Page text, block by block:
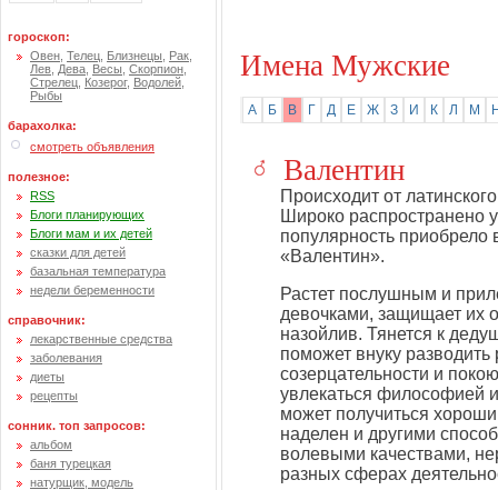
гороскоп:
Овен Телец Близнецы Рак
Лев Дева Весы Скорпион
Стрелец Козерог, Водолей
Рыбы
барахолка:
смотреть объявления
полезное:
RSS
Блоги планирующих
Блоги мам и их детей
сказки для детей
базальная температура
недели беременности
справочник:
лекарственные средства
заболевания
диеты
рецепты
сонник. топ запросов:
альбом
баня турецкая
натурщик, модель
Имена Мужские
А Б В Г Д Е Ж З И К Л М
Валентин
Происходит от
Широко распространено
популярность
«Валентин».
Растет послушным и
девочками, защищает их
назойлив. Тянется к
поможет внуку разводить
созерцательности и
увлекаться философией
может получиться
наделен и другими
волевыми качествами,
разных сферах